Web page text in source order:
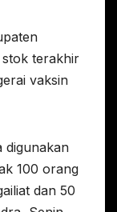
stok terakhir
vaksin
digunakan
100 orang
dan 50